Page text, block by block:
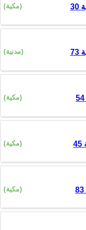
(مكية)
(مدنية)
(مكية)
(مكية)
(مكية)